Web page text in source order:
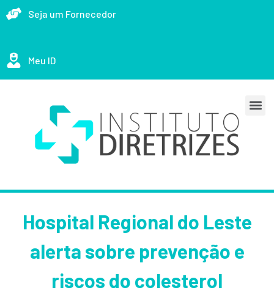
Seja um Fornecedor
Meu ID
Hospital Regional do Leste
alerta sobre prevenção e
riscos do colesterol